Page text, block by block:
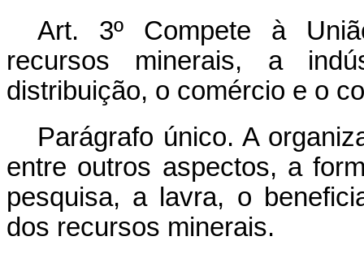
Art. 3º Compete à
recursos minerais, a
distribuição, o comércio e o
Parágrafo único. A
entre outros aspectos, a
pesquisa, a lavra, o
dos recursos minerais.